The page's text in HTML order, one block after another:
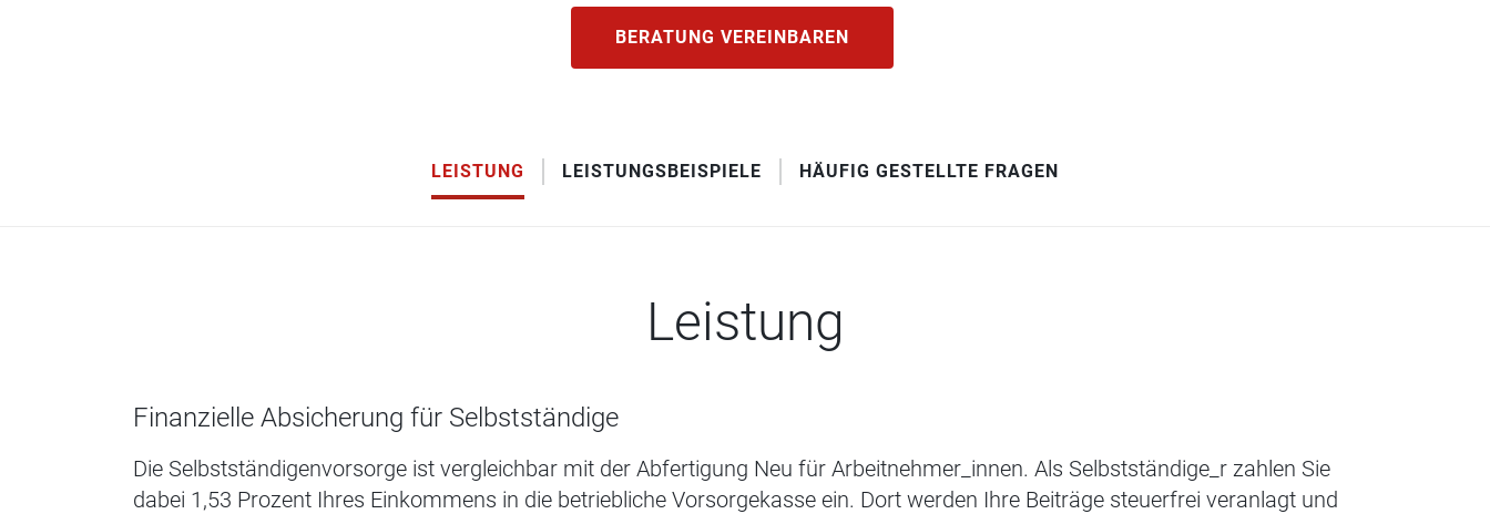
BERATUNG VEREINBAREN
LEISTUNG LEISTUNGSBEISPIELE HÄUFIG GESTELLTE FRAGEN
Leistung
Finanzielle Absicherung für Selbstständige
Die Selbstständigenvorsorge ist vergleichbar mit der Abfertigung Neu für Arbeitnehmer_innen. Als Selbstständige_r zahlen Sie
dabei 1,53 Prozent Ihres Einkommens in die betriebliche Vorsorgekasse ein. Dort werden Ihre Beiträge steuerfrei veranlagt und